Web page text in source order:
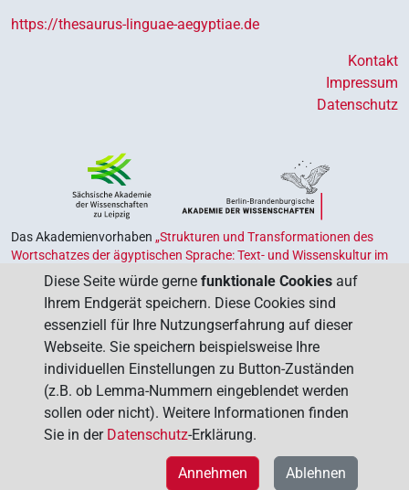
https://thesaurus-linguae-aegyptiae.de
Kontakt
Impressum
Datenschutz
Das Akademienvorhaben „Strukturen und Transformationen des
Wortschatzes der ägyptischen Sprache: Text- und Wissenskultur im
Alten Ägypten‟
ist Teil des von Bund und Ländern geförderten
Akademienprogramms , das der Erhaltung, Sicherung und
Vergegenwärtigung unseres kulturellen Erbes dient. Koordiniert wird
das Programm von derUnion der Deutschen Akademien der
Wissenschaften.
Diese Seite würde gerne funktionale Cookies auf
Ihrem Endgerät speichern. Diese Cookies sind
essenziell für Ihre Nutzungserfahrung auf dieser
Webseite. Sie speichern beispielsweise Ihre
individuellen Einstellungen zu Button-Zuständen
(z.B. ob Lemma-Nummern eingeblendet werden
sollen oder nicht). Weitere Informationen finden
Sie in der Datenschutz-Erklärung.
Ablehnen
Annehmen